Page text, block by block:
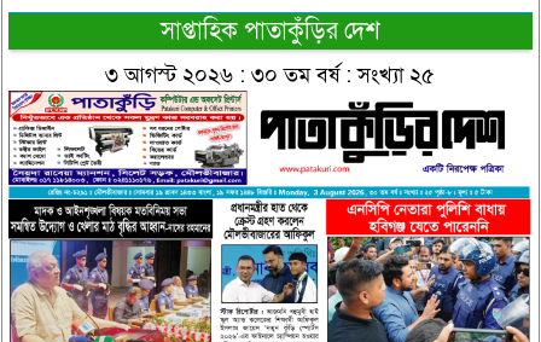
সাপ্তাহিক পাতাকুঁড়ির দেশ
৩ আগস্ট ২০২৬ : ৩০ তম বর্ষ : সংখ্যা ২৫